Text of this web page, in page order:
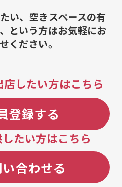
ウル オリ
(ギリシャ
、ロコモコ
ープカレーi
トR、高知
フル、ゆ
ーグルト
クヨーグ
和風パス
ルボナー
ロンチー
、ペペロ
メリカン
ッサン3個
フルーツグ
L、イチゴわ
び餅ほうじ
うじ茶ラテ
い、空きスペースの有
という方はお気軽にお
ください。
したい方はこちら
登録する
たい方はこちら
合わせる